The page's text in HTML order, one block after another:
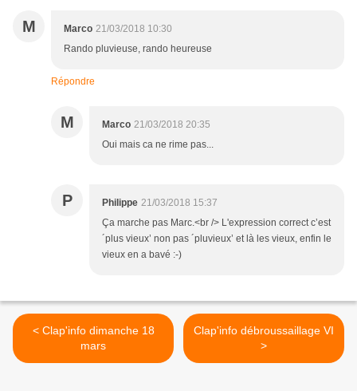
M Marco 21/03/2018 10:30
Rando pluvieuse, rando heureuse
Répondre
M Marco 21/03/2018 20:35
Oui mais ca ne rime pas...
P Philippe 21/03/2018 15:37
Ça marche pas Marc.<br /> L'expression correct c’est
´plus vieux’ non pas ´pluvieux’ et là les vieux, enfin le
vieux en a bavé :-)
< Clap'info dimanche 18
mars
Clap'info débroussaillage VI
>